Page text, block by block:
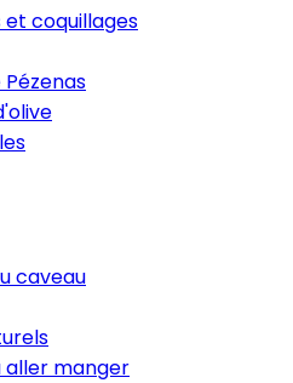
et coquillages
caveau
aller manger